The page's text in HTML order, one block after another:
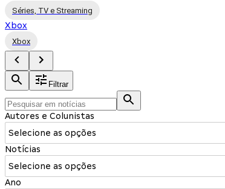
Séries, TV e Streaming
Xbox
Xbox
Filtrar
Autores e Colunistas
Selecione as opções
Notícias
Selecione as opções
Ano